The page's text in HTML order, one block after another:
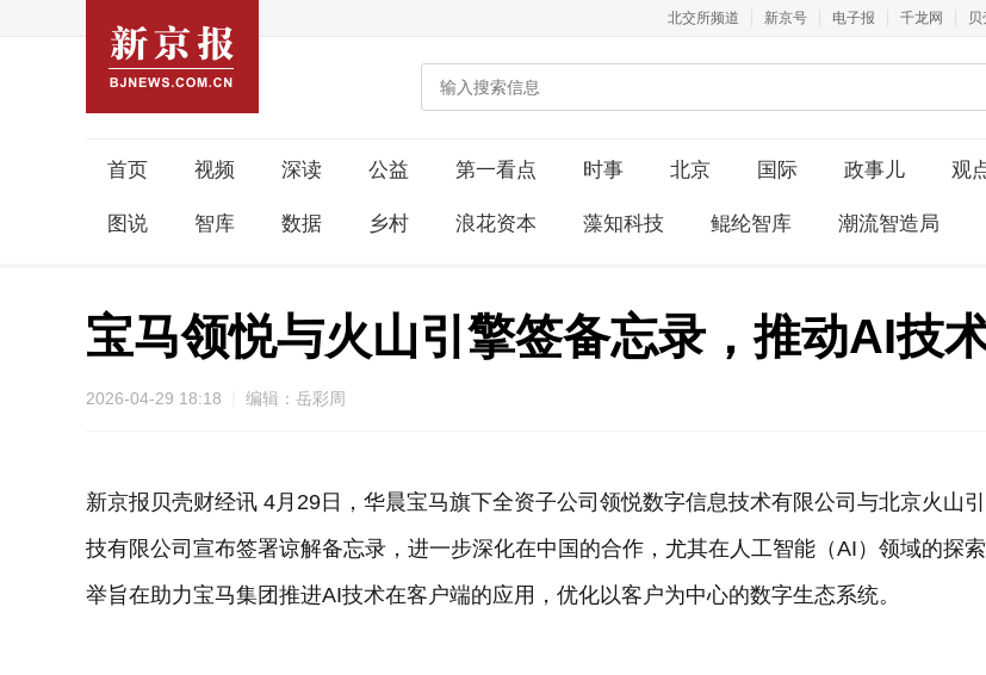
北交所频道 新京号 电子报 千龙网
首页 视频 深读 公益 第一看点 时事 北京 国际 政事儿 观
图说 智库 数据 乡村 浪花资本 藻知科技 鲲纶智库 潮流智造局
宝马领悦与火山引擎签备忘录，推动AI技
2026-04-29 18:18 编辑：岳彩周
新京报贝壳财经讯 4月29日，华晨宝马旗下全资子公司领悦数字信息技术有限公司与北京火山
技有限公司宣布签署谅解备忘录，进一步深化在中国的合作，尤其在人工智能（AI）领域的探
举旨在助力宝马集团推进AI技术在客户端的应用，优化以客户为中心的数字生态系统。